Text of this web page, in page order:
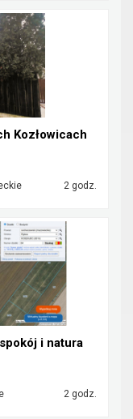
Kozłowicach
2 godz.
i natura
2 godz.